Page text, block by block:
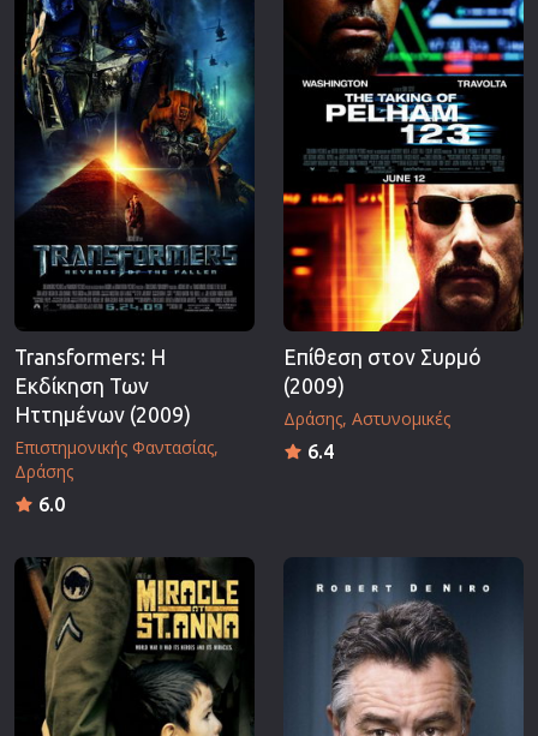
Transformers: Η
Εκδίκηση Των
Ηττημένων (2009)
Επιστημονικής Φαντασίας
Δράσης
6.0
Επίθεση στον Συρμό
(2009)
Δράσης Αστυνομικές
6.4